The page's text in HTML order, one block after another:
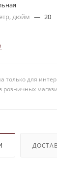
дюйм — 20
только для
розничных